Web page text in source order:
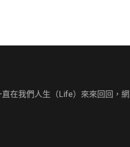
在我們人生（Life）來來回回，